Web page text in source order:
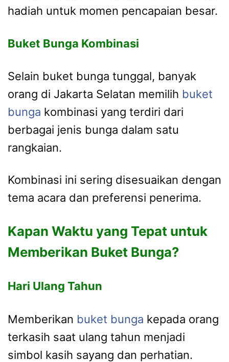
hadiah untuk momen pencapaian besar.
Buket Bunga Kombinasi
Selain buket bunga tunggal, banyak
orang di Jakarta Selatan memilih buket
bunga kombinasi yang terdiri dari
berbagai jenis bunga dalam satu
rangkaian.
Kombinasi ini sering disesuaikan dengan
tema acara dan preferensi penerima.
Kapan Waktu yang Tepat untuk
Memberikan Buket Bunga?
Hari Ulang Tahun
Memberikan buket bunga kepada orang
terkasih saat ulang tahun menjadi
simbol kasih sayang dan perhatian.